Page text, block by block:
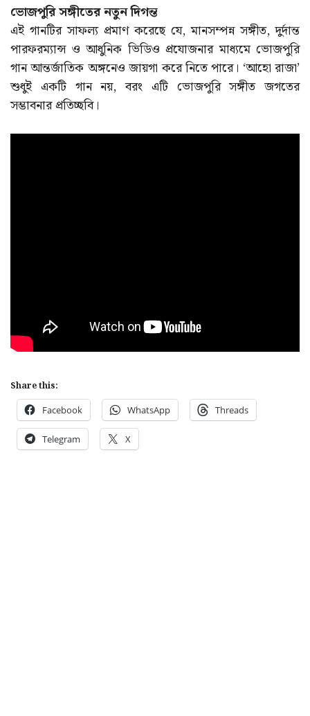
ভোজপুরি সঙ্গীতের নতুন দিগন্ত
এই গানটির সাফল্য প্রমাণ করেছে যে, মানসম্পন্ন সঙ্গীত, দুর্দান্ত
পারফরম্যান্স ও আধুনিক ভিডিও প্রযোজনার মাধ্যমে ভোজপুরি
গান আন্তর্জাতিক অঙ্গনেও জায়গা করে নিতে পারে। ‘আহো রাজা’
শুধুই একটি গান নয়, বরং এটি ভোজপুরি সঙ্গীত জগতের
সম্ভাবনার প্রতিচ্ছবি।
Share this:
Facebook WhatsApp Threads
Telegram X